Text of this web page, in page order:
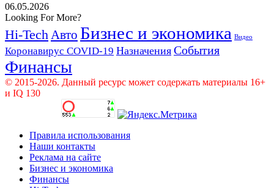
06.05.2026
Looking For More?
Hi-Tech Авто Бизнес и экономика Видео
Коронавирус COVID-19 Назначения События
Финансы
© 2015-2026. Данный ресурс может содержать материалы 16+
и IQ 130
Правила использования
Наши контакты
Реклама на сайте
Бизнес и экономика
Финансы